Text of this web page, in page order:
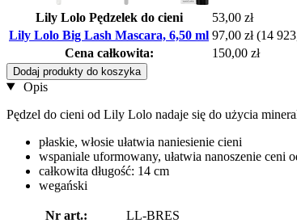
Lily Lolo Pędzelek do cieni
53,00 zł
Lily Lolo Big Lash Mascara, 6,50 ml 97,00 zł (14
Cena całkowita:
150,00 zł
Dodaj produkty do koszyka
Opis
Pędzel do cieni od Lily Lolo nadaje się do użycia
płaskie, włosie ułatwia naniesienie cieni
wspaniale uformowany, ułatwia nanoszenie ceni
całkowita długość: 14 cm
wegański
Nr art.:
LL-BRES